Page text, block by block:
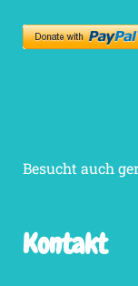
Besucht auch
Kontakt